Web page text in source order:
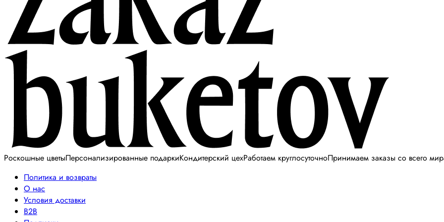
Роскошные цветыПерсонализированные подаркиКондитерский цехРаботаем круглосуточноПринимаем заказы со всего
Политика и возвраты
О нас
Условия доставки
B2B